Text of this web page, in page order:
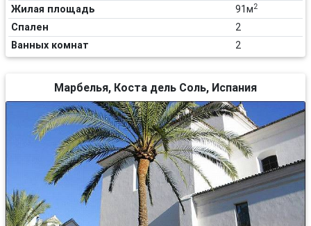
Жилая площадь 91м2
Спален
2
Ванных комнат
2
Марбелья, Коста дель Соль, Испания